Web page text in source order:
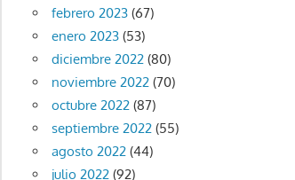
febrero 2023(67)
enero 2023(53)
diciembre 2022(80)
noviembre 2022(70)
octubre 2022(87)
septiembre 2022(55)
agosto 2022(44)
julio 2022(92)